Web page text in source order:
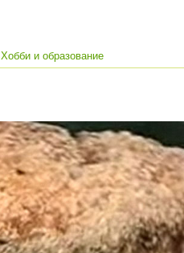
Хобби и образование